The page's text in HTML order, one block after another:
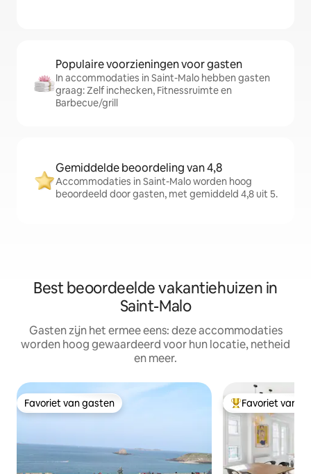
Populaire voorzieningen voor gasten
In accommodaties in Saint-Malo hebben gasten
graag: Zelf inchecken, Fitnessruimte en
Barbecue/grill
Gemiddelde beoordeling van 4,8
Accommodaties in Saint-Malo worden hoog
beoordeeld door gasten, met gemiddeld 4,8 uit 5.
Best beoordeelde vakantiehuizen in
Saint-Malo
Gasten zijn het ermee eens: deze accommodaties
worden hoog gewaardeerd voor hun locatie, netheid
en meer.
Favoriet van gasten
Favoriet van gasten Topfavoriet van
Favoriet van